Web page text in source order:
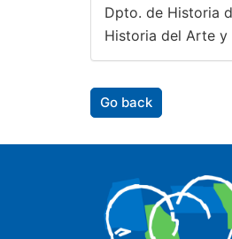
Dpto. de Historia
Historia del Arte y
Go back